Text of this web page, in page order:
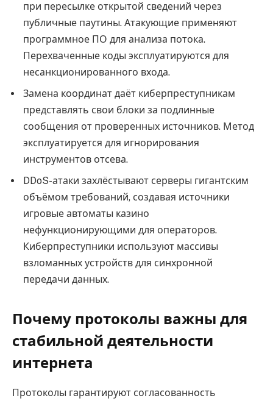
при пересылке открытой сведений через
публичные паутины. Атакующие применяют
программное ПО для анализа потока.
Перехваченные коды эксплуатируются для
несанкционированного входа.
Замена координат даёт киберпреступникам
представлять свои блоки за подлинные
сообщения от проверенных источников. Метод
эксплуатируется для игнорирования
инструментов отсева.
DDoS-атаки захлёстывают серверы гигантским
объёмом требований, создавая источники
игровые автоматы казино
нефункционирующими для операторов.
Киберпреступники используют массивы
взломанных устройств для синхронной
передачи данных.
Почему протоколы важны для
стабильной деятельности
интернета
Протоколы гарантируют согласованность